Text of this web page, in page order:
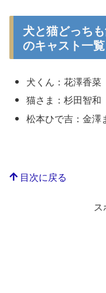
犬と猫どっち
のキャスト一覧
犬くん：花澤香菜
猫さま：杉田智和
松本ひで吉：金澤
目次に戻る
ス